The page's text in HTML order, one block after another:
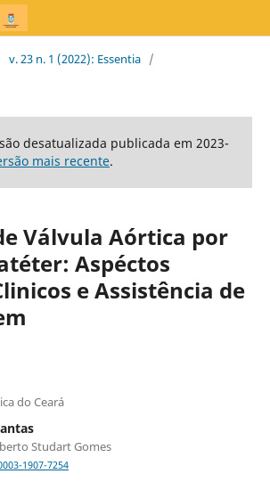
v. 23 n. 1 (2022): Essentia /
desatualizada publicada em 2023-
mais recente.
Válvula Aórtica por
Aspéctos
e Assistência de
do Ceará
Studart Gomes
1907-7254